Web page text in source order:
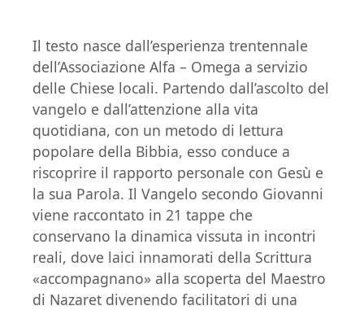
Il testo nasce dall’esperienza trentennale
dell’Associazione Alfa – Omega a servizio
delle Chiese locali. Partendo dall’ascolto del
vangelo e dall’attenzione alla vita
quotidiana, con un metodo di lettura
popolare della Bibbia, esso conduce a
riscoprire il rapporto personale con Gesù e
la sua Parola. Il Vangelo secondo Giovanni
viene raccontato in 21 tappe che
conservano la dinamica vissuta in incontri
reali, dove laici innamorati della Scrittura
«accompagnano» alla scoperta del Maestro
di Nazaret divenendo facilitatori di una